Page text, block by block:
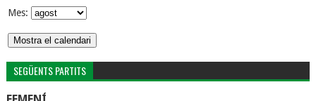
Mes:
SEGÜENTS PARTITS